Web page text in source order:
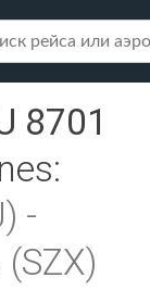
8701
:
-